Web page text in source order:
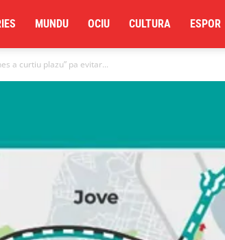
MUNDU OCIU CULTURA ESPOR
a curtiu plazu” pa evitar...